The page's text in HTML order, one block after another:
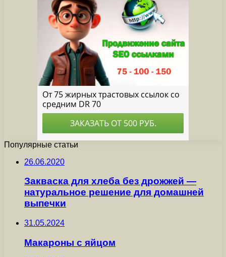
Популярные статьи
26.06.2020
Закваска для хлеба без дрожжей —
натуральное решение для домашней
выпечки
31.05.2024
Макароны с яйцом